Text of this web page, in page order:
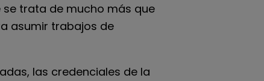
se trata de mucho más que
asumir trabajos de
las credenciales de la